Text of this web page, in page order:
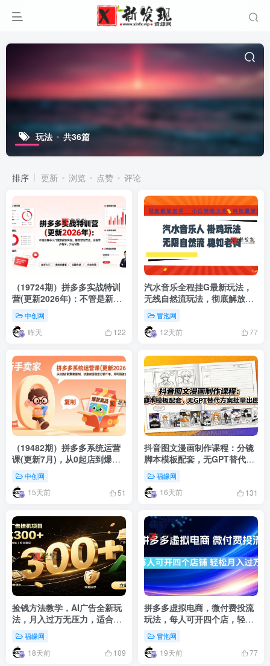
玩法 共36篇
排序 更新 浏览 点赞 评论
（19724期）拼多多实战特训
营(更新2026年)：不管是新手
入门或老商家冲量，都有实操
方法，跟着学，少走弯路
中创网
昨天 122
汽水音乐全程挂G最新玩法，
无线自然流玩法，彻底解放双
手，日入500+，可批量矩阵
冒泡网
12天前 77
（19482期）拼多多系统运营
课(更新7月)，从0起店到爆款
复制，快速实现稳定日销千
单，月利润破5万
中创网
15天前 51
抖音图文漫画制作课程：分镜
脚本模板配套，无GPT替代方
案批量出图玩法
福缘网
16天前 131
捡钱方法教学，AI广告全新玩
法，月入过万无压力，适合各
类人群兼职创业
福缘网
18天前 109
拼多多虚拟电商，微付费投流
玩法，每人可开四个店，轻松
月入过1W
冒泡网
19天前 77